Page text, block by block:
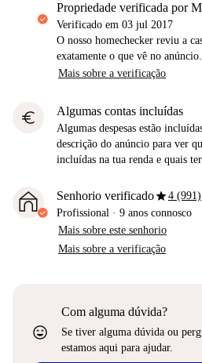
propriedade verificada por
Verificado em 03 jul 2017
O nosso homechecker reviu a
exatamente o que vê no anúncio.
Mais sobre a verificação
euro Algumas contas incluídas
Algumas despesas estão
descrição do anúncio para ver
incluídas na tua renda e quais
Senhorio verificadostar4 (991)
Profissional · 9 anos connosco
Mais sobre este senhorio
Mais sobre a verificação
sentiment_very_satisfied
Com alguma dúvida?
Se tiver alguma dúvida ou
estamos aqui para ajudar.